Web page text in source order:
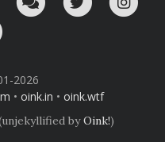
2026
• oink.in • oink.wtf
byOink!)